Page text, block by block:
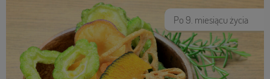
Po 9. miesiącu życia